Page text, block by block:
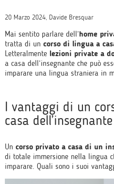
20 Marzo 2024, Davide Bresquar
Mai sentito parlare dell’home
tratta di un corso di lingua a
Letteralmente lezioni private a
a casa dell’insegnante che può
imparare una lingua straniera in
I vantaggi di un
casa dell’insegnante
Un corso privato a casa di un
di totale immersione nella lingua
imparare. Quali sono i suoi